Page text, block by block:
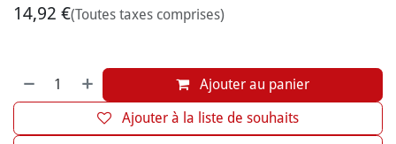
14,92 €(Toutes taxes comprises)
Ajouter au panier
Ajouter à la liste de souhaits